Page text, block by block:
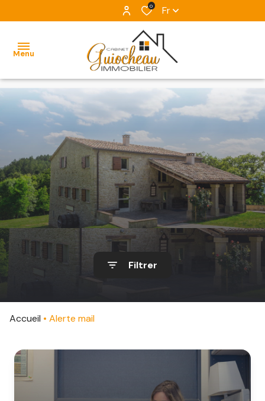
0 Fr
Menu
ACCUEIL
NOS
VENTES
ESTIMATION
ALERTE
E-MAIL
L'ÉQUIPE
Filtrer
Accueil Alerte mail